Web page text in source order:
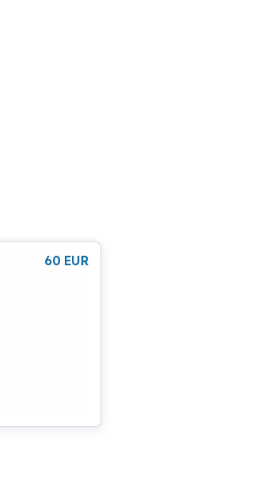
60 EUR